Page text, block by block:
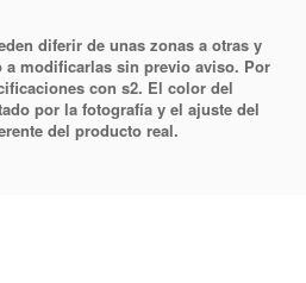
diferir de unas zonas a otras y
a modificarlas sin previo aviso. Por
con s2. El color del
por la fotografía y el ajuste del
del producto real.